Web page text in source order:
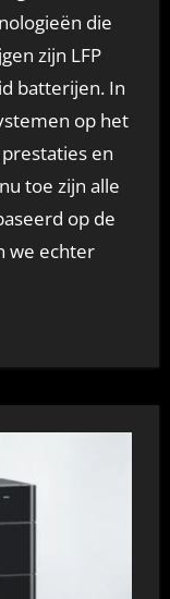
die
zijn LFP
batterijen. In
op het
en
toe zijn alle
op de
we echter